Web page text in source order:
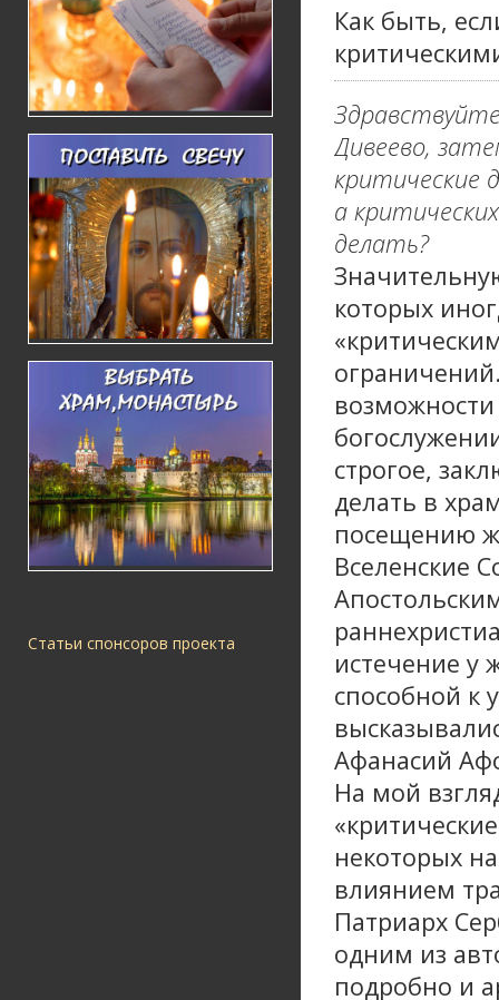
Статьи спонсоров проекта
Как быть,
Дивеево,
критические
а
делать?
которых
строгое,
делать в
посещению
Вселенские
истечение у
способной к
Афанасий
На мой
некоторых
влиянием
Патриарх
одним из
подробно и